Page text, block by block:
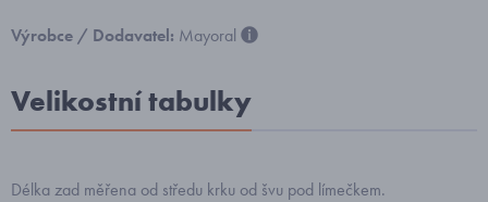
Výrobce / Dodavatel: Mayoral
Velikostní tabulky
Délka zad měřena od středu krku od švu pod límečkem.